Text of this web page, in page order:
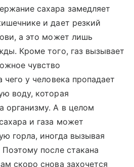
сахара замедляет
и дает резкий
а это может лишь
Кроме того, газ вызывает
чувство
чего у человека пропадает
воду, которая
организму. А в целом
и газа может
горла, иногда вызывая
после стакана
скоро снова захочется